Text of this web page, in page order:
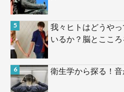
我々ヒトはどうや
いるか？脳とここ
衛生学から探る！